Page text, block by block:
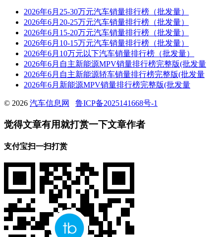
2026年6月25-30万元汽车销量排行榜（批发量）
2026年6月20-25万元汽车销量排行榜（批发量）
2026年6月15-20万元汽车销量排行榜（批发量）
2026年6月10-15万元汽车销量排行榜（批发量）
2026年6月10万元以下汽车销量排行榜（批发量）
2026年6月自主新能源MPV销量排行榜完整版(批发量
2026年6月自主新能源轿车销量排行榜完整版(批发量
2026年6月新能源MPV销量排行榜完整版(批发量
© 2026 汽车信息网 鲁ICP备2025141668号-1
觉得文章有用就打赏一下文章作者
支付宝扫一扫打赏